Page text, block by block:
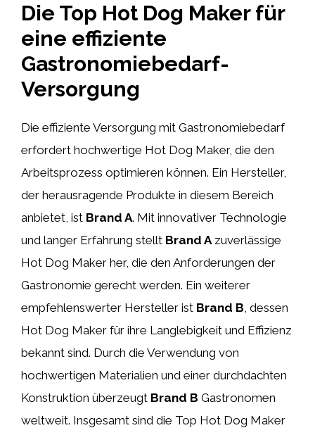
Die Top Hot Dog Maker für
eine effiziente
Gastronomiebedarf-
Versorgung
Die effiziente Versorgung mit Gastronomiebedarf
erfordert hochwertige Hot Dog Maker, die den
Arbeitsprozess optimieren können. Ein Hersteller,
der herausragende Produkte in diesem Bereich
anbietet, ist Brand A. Mit innovativer Technologie
und langer Erfahrung stellt Brand Azuverlässige
Hot Dog Maker her, die den Anforderungen der
Gastronomie gerecht werden. Ein weiterer
empfehlenswerter Hersteller ist Brand B, dessen
Hot Dog Maker für ihre Langlebigkeit und Effizienz
bekannt sind. Durch die Verwendung von
hochwertigen Materialien und einer durchdachten
Konstruktion überzeugt Brand B Gastronomen
weltweit. Insgesamt sind die Top Hot Dog Maker